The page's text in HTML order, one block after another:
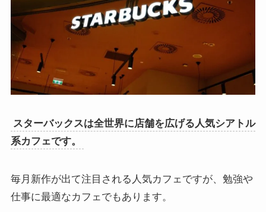
スターバックスは全世界に店舗を広げる人気シアトル
系カフェです。
毎月新作が出て注目される人気カフェですが、勉強や
仕事に最適なカフェでもあります。